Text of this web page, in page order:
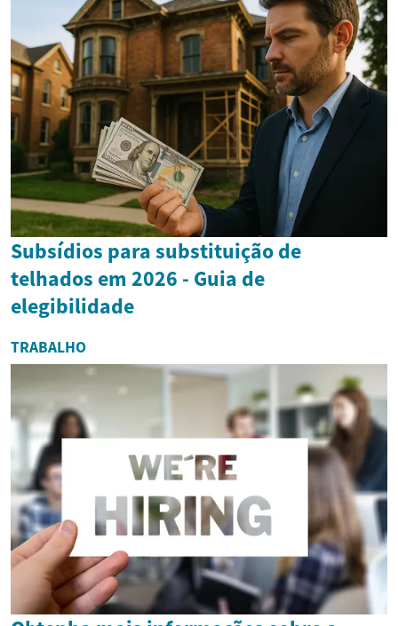
Subsídios para substituição de
telhados em 2026 - Guia de
elegibilidade
TRABALHO